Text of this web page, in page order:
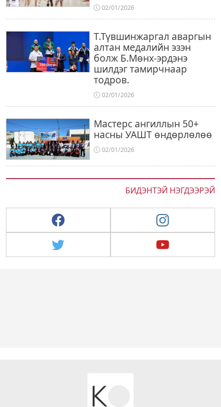
02/01/2026
Т.Түвшинжаргал аваргын
алтан медалийн эзэн
болж Б.Мөнх-эрдэнэ
шилдэг тамирчнаар
тодров.
02/01/2026
Мастерс ангиллын 50+
насны УАШТ өндөрлөлөө
02/01/2026
БИДЭНТЭЙ НЭГДЭЭРЭЙ